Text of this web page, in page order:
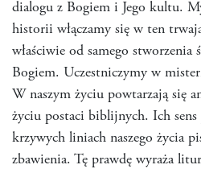
dialogu z Bogiem i Jego kultu.
historii włączamy się w ten
właściwie od samego
Bogiem. Uczestniczymy w
W naszym życiu powtarzają się
życiu postaci biblijnych. Ich
krzywych liniach naszego życia
zbawienia. Tę prawdę wyraża